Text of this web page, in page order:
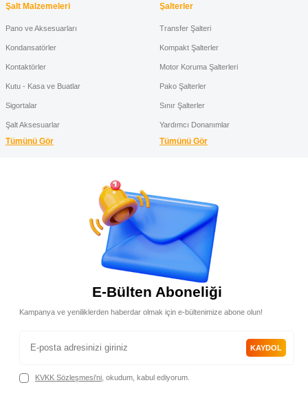
Şalt Malzemeleri
Pano ve Aksesuarları
Kondansatörler
Kontaktörler
Kutu - Kasa ve Buatlar
Sigortalar
Şalt Aksesuarlar
Tümünü Gör
Şalterler
Transfer Şalteri
Kompakt Şalterler
Motor Koruma Şalterleri
Pako Şalterler
Sınır Şalterler
Yardımcı Donanımlar
Tümünü Gör
E-Bülten Aboneliği
Kampanya ve yeniliklerden haberdar olmak için e-bültenimize abone olun!
KAYDOL
KVKK Sözleşmesi'ni , okudum, kabul ediyorum.